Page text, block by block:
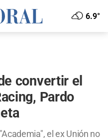
6.9°
convertir el
Pardo
el ex Unión no